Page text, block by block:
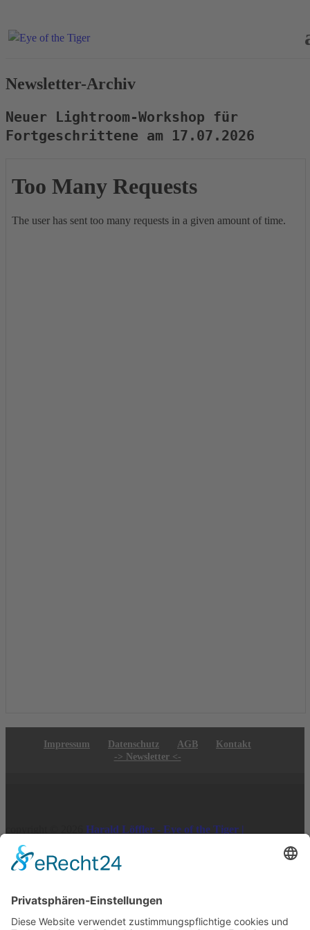
Newsletter-Archiv
Neuer Lightroom-Workshop für
Fortgeschrittene am 17.07.2026
Impressum Datenschutz AGB
Kontakt
-> Newsletter <-
Harald Löffler - Eye of the Tiger |
Vertrag widerrufen